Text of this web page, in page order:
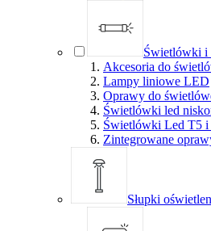
Świetlówki i
Akcesoria do
Lampy liniowe LED
Oprawy do
Świetlówki led
Świetlówki Led T5 i
Zintegrowane
Słupki